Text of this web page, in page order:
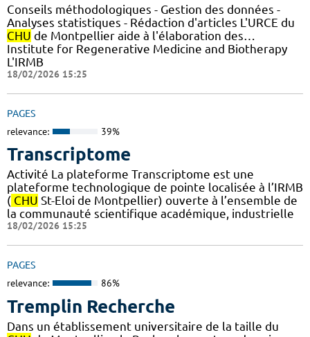
Conseils méthodologiques - Gestion des données -
Analyses statistiques - Rédaction d'articles L'URCE du
CHU de Montpellier aide à l'élaboration des…
Institute for Regenerative Medicine and Biotherapy
L'IRMB
18/02/2026 15:25
PAGES
relevance: 39%
Transcriptome
Activité La plateforme Transcriptome est une
plateforme technologique de pointe localisée à l’IRMB
( CHU St-Eloi de Montpellier) ouverte à l’ensemble de
la communauté scientifique académique, industrielle
18/02/2026 15:25
PAGES
relevance: 86%
Tremplin Recherche
Dans un établissement universitaire de la taille du